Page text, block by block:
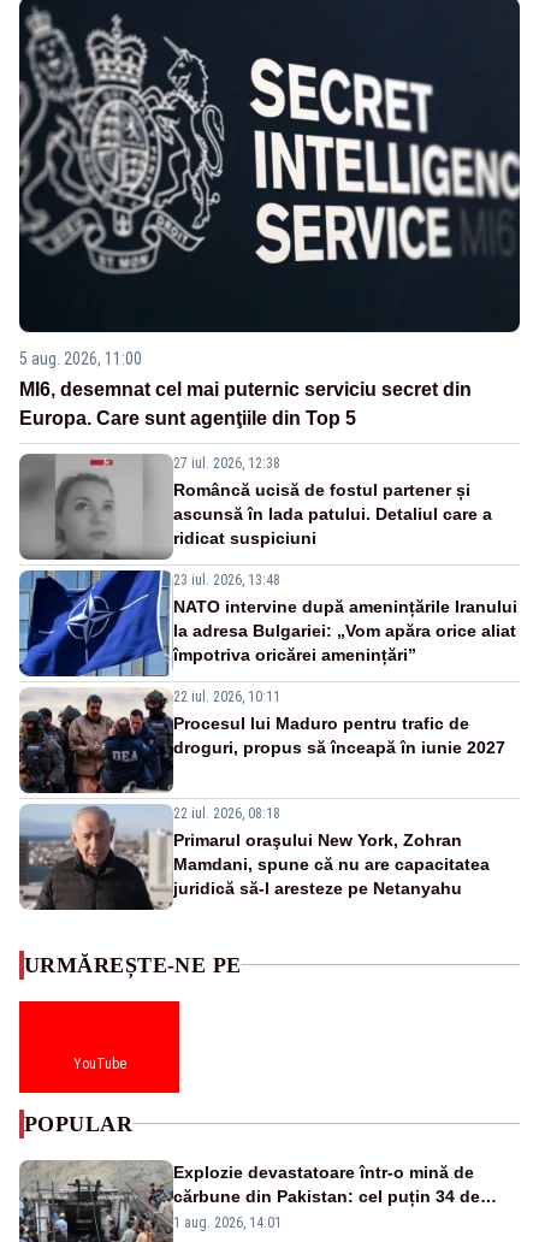
5 aug. 2026, 11:00
MI6, desemnat cel mai puternic serviciu secret din
Europa. Care sunt agenţiile din Top 5
27 iul. 2026, 12:38
Româncă ucisă de fostul partener și
ascunsă în lada patului. Detaliul care a
ridicat suspiciuni
23 iul. 2026, 13:48
NATO intervine după amenințările Iranului
la adresa Bulgariei: „Vom apăra orice aliat
împotriva oricărei amenințări”
22 iul. 2026, 10:11
Procesul lui Maduro pentru trafic de
droguri, propus să înceapă în iunie 2027
22 iul. 2026, 08:18
Primarul oraşului New York, Zohran
Mamdani, spune că nu are capacitatea
juridică să-l aresteze pe Netanyahu
URMĂREȘTE-NE PE
YouTube
POPULAR
Explozie devastatoare într-o mină de
cărbune din Pakistan: cel puțin 34 de
morți - VIDEO
1 aug. 2026, 14:01